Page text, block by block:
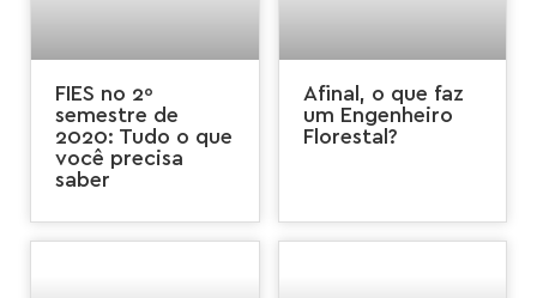
FIES no 2º
semestre de
2020: Tudo o que
você precisa
saber
Afinal, o que faz
um Engenheiro
Florestal?